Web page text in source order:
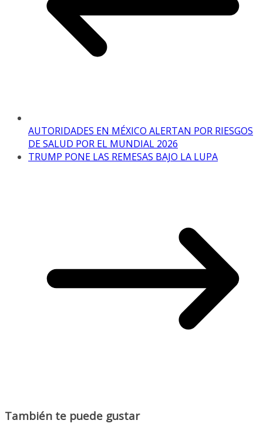
AUTORIDADES EN MÉXICO ALERTAN POR RIESGOS
DE SALUD POR EL MUNDIAL 2026
TRUMP PONE LAS REMESAS BAJO LA LUPA
También te puede gustar